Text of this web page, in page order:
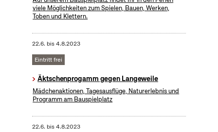
viele Möglichkeiten zum Spielen, Bauen, Werken,
Toben und Klettern.
22.6. bis4.8.2023
Eintritt frei
Äktschenprogamm gegen Langeweile
Mädchenaktionen, Tagesausflüge, Naturerlebnis und
Programm am Bauspielplatz
22.6. bis4.8.2023